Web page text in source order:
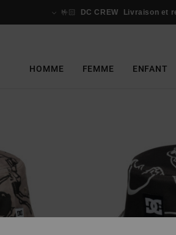
🤟🏻 DC CREW Livraison et
HOMME FEMME ENFANT